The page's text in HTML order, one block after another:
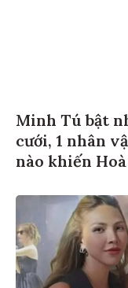
Minh Tú bật
cưới, 1 nhân
nào khiến